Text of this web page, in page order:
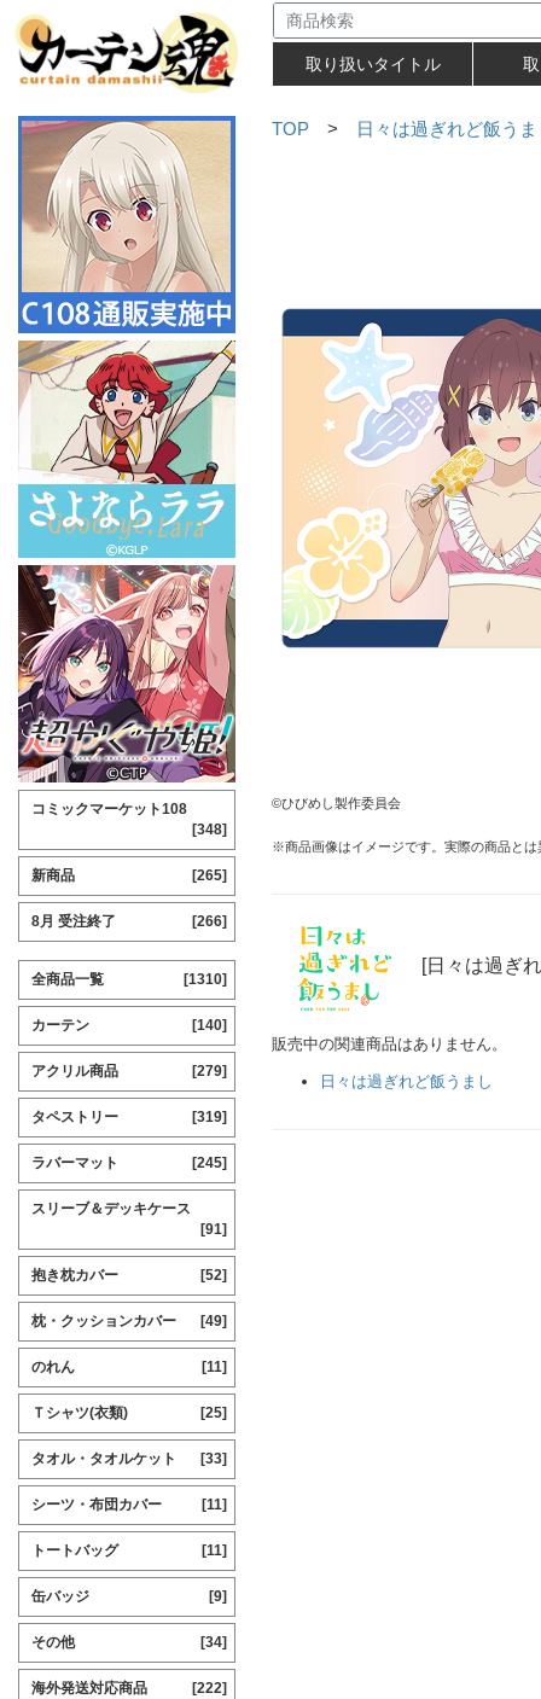
取り扱いタイトル
TOP > 日々は過ぎれど飯うま
©ひびめし製作委員会
※商品画像はイメージです。実際の商品と
[日々は過ぎ
販売中の関連商品はありません。
日々は過ぎれど飯うまし
コミックマーケット108
[348]
新商品 [265]
8月 受注終了 [266]
全商品一覧 [1310]
カーテン [140]
アクリル商品 [279]
タペストリー [319]
ラバーマット [245]
スリーブ＆デッキケース
[91]
抱き枕カバー [52]
枕・クッションカバー [49]
のれん [11]
Ｔシャツ(衣類) [25]
タオル・タオルケット [33]
シーツ・布団カバー [11]
トートバッグ [11]
缶バッジ [9]
その他 [34]
海外発送対応商品 [222]